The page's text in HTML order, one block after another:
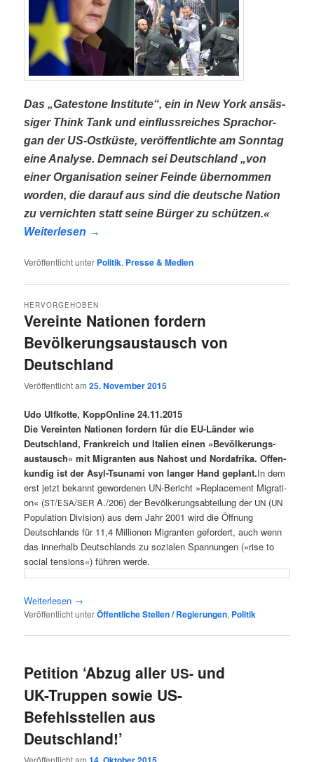
Das „Gates­tone Insti­tu­te“, ein in New York ansäs­
si­ger Think Tank und ein­fluss­rei­ches Sprach­or­
gan der US-Ost­küs­te, ver­öf­fent­lich­te am Sonn­tag
eine Ana­ly­se. Dem­nach sei Deutsch­land „von
einer Orga­ni­sa­ti­on sei­ner Fein­de über­nom­men
wor­den, die dar­auf aus sind die deut­sche Nati­on
zu ver­nich­ten statt sei­ne Bür­ger zu schüt­zen.«
Wei­ter­le­sen →
Veröffentlicht unter Politik, Presse & Medien
Vereinte Nationen fordern
Bevölkerungsaustausch von
Deutschland
HERVORGEHOBEN
Veröffentlicht am25. November 2015
Udo Ulfkot­te, KoppOnline 24.11.2015
Die Ver­ein­ten Natio­nen for­dern für die EU-Län­der wie
Deutsch­land, Frank­reich und Ita­li­en einen »Bevöl­ke­rungs­
aus­tausch« mit Migran­ten aus Nah­ost und Nord­afri­ka. Offen­
kun­dig ist der Asyl-Tsu­na­mi von lan­ger Hand geplant.In dem
erst jetzt bekannt gewor­de­nen UN-Bericht »Repla­ce­ment Migra­ti­
on« (ST/ESA/SER A./206) der Bevöl­ke­rungs­ab­tei­lung der UN (UN
Popu­la­ti­on Divi­si­on) aus dem Jahr 2001 wird die Öff­nung
Deutsch­lands für 11,4 Mil­lio­nen Migran­ten gefor­dert, auch wenn
das inner­halb Deutsch­lands zu sozia­len Span­nun­gen (»rise to
social ten­si­ons«) füh­ren werde.
Wei­ter­le­sen →
Veröffentlicht unterÖffentliche Stellen / Regierungen, Politik
Petition ‘Abzug aller US- und
UK-Truppen sowie US-
Befehlsstellen aus
Deutschland!’
Veröffentlicht am